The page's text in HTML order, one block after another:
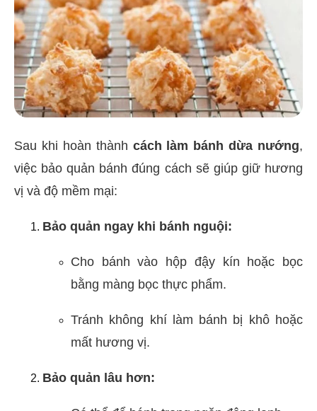
Sau khi hoàn thành cách làm bánh dừa nướng,
việc bảo quản bánh đúng cách sẽ giúp giữ hương
vị và độ mềm mại:
Bảo quản ngay khi bánh nguội:
Cho bánh vào hộp đậy kín hoặc bọc
bằng màng bọc thực phẩm.
Tránh không khí làm bánh bị khô hoặc
mất hương vị.
Bảo quản lâu hơn: